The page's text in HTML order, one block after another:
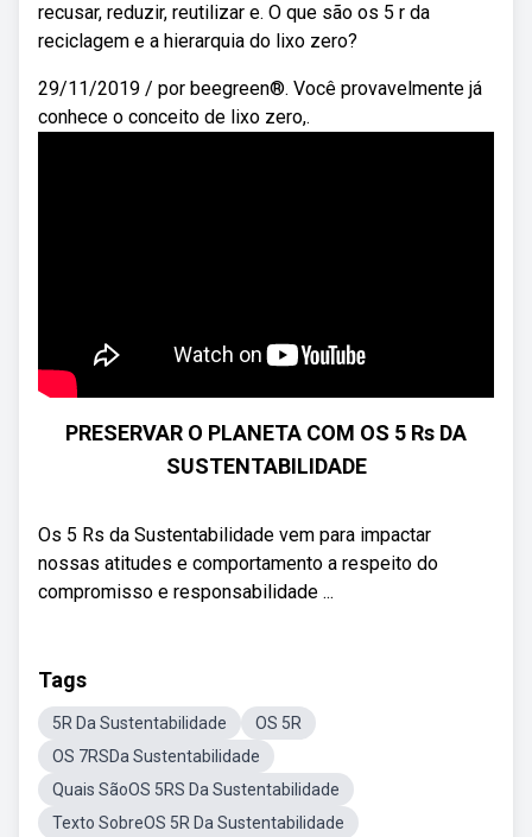
recusar, reduzir, reutilizar e. O que são os 5 r da
reciclagem e a hierarquia do lixo zero?
29/11/2019 / por beegreen®. Você provavelmente já
conhece o conceito de lixo zero,.
PRESERVAR O PLANETA COM OS 5 Rs DA
SUSTENTABILIDADE
Os 5 Rs da Sustentabilidade vem para impactar
nossas atitudes e comportamento a respeito do
compromisso e responsabilidade ...
Tags
5R Da Sustentabilidade
OS 5R
OS 7RSDa Sustentabilidade
Quais SãoOS 5RS Da Sustentabilidade
Texto SobreOS 5R Da Sustentabilidade